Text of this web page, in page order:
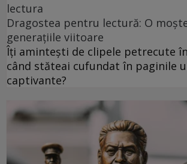
lectura
Dragostea pentru lectură: O
generațiile viitoare
Îți amintești de clipele petrecute
când stăteai cufundat în paginile
captivante?